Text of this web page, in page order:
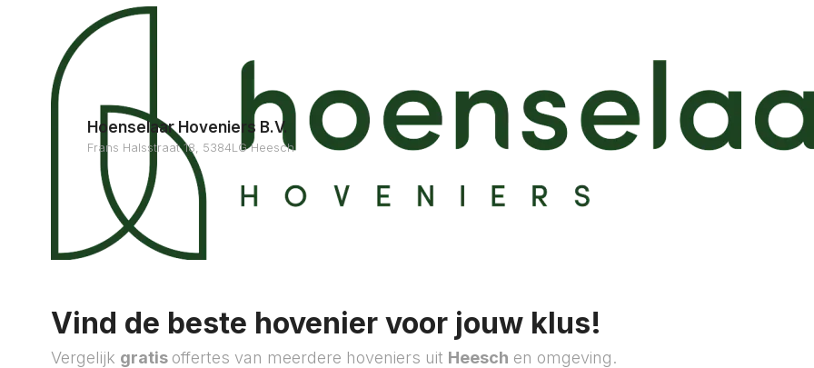
Hoenselaar Hoveniers B.V.
Frans Halsstraat 18, 5384LG Heesch
Vind de beste hovenier voor jouw klus!
Vergelijk gratis offertes van meerdere hoveniers uit Heesch en omgeving.